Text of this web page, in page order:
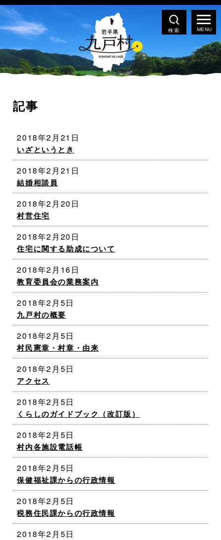
検索
記事
2018年2月21日
いざというとき
2018年2月21日
結婚相談員
2018年2月20日
村営住宅
2018年2月20日
住宅に関する助成について
2018年2月16日
教育委員会の業務案内
2018年2月5日
九戸村の概要
2018年2月5日
村民憲章・村章・由来
2018年2月5日
アクセス
2018年2月5日
くらしのガイドブック（改訂版）
2018年2月5日
村内各施設電話帳
2018年2月5日
保健福祉課からの行政情報
2018年2月5日
税務住民課からの行政情報
2018年2月5日